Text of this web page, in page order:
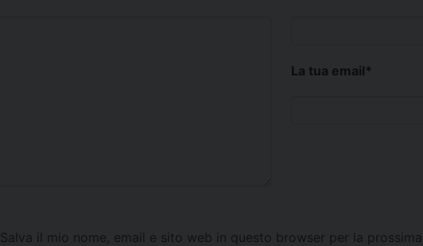
La tua email*
Salva il mio nome, email e sito web in questo browser per la